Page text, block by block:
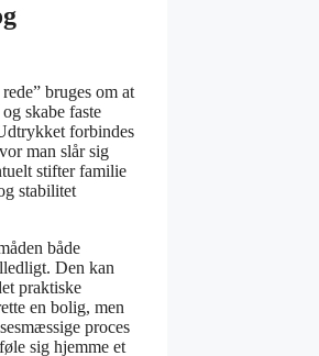
bruges om at
skabe faste
forbindes
man slår sig
stifter familie
stabilitet
både
Den kan
praktiske
en bolig, men
proces
sig hjemme et